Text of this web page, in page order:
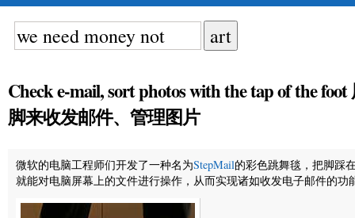
Check e-mail, sort photos with the tap of the foot
脚来收发邮件、管理图片
微软的电脑工程师们开发了一种名为StepMail的彩色跳舞毯，把脚踩
就能对电脑屏幕上的文件进行操作，从而实现诸如收发电子邮件的功